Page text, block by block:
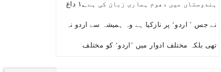
ہندوستاں میں دھوم ہماری زبان کی ہے۱؂ داغ
نے جس ’ اردو‘ پر نازکیا ہے وہ ہمیشہ سے اردو نہ
تھی بلکہ مختلف ادوار میں ’اردو‘ کو مختلف